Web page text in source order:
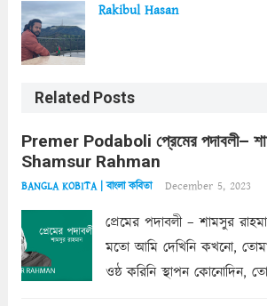
Rakibul Hasan
Related Posts
Premer Podaboli প্রেমের পদাবলী–
Shamsur Rahman
BANGLA KOBITA | বাংলা কবিতা December 5, 2023
প্রেমের পদাবলী – শামসুর
মতো আমি দেখিনি কখনো,
ওষ্ঠ করিনি স্থাপন কোনোদিন,